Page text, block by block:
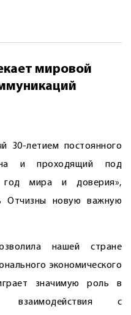
мировой
30-летием постоянного
и проходящий под
год мира и доверия»,
Отчизны новую важную
нашей стране
экономического
значимую роль в
взаимодействия с